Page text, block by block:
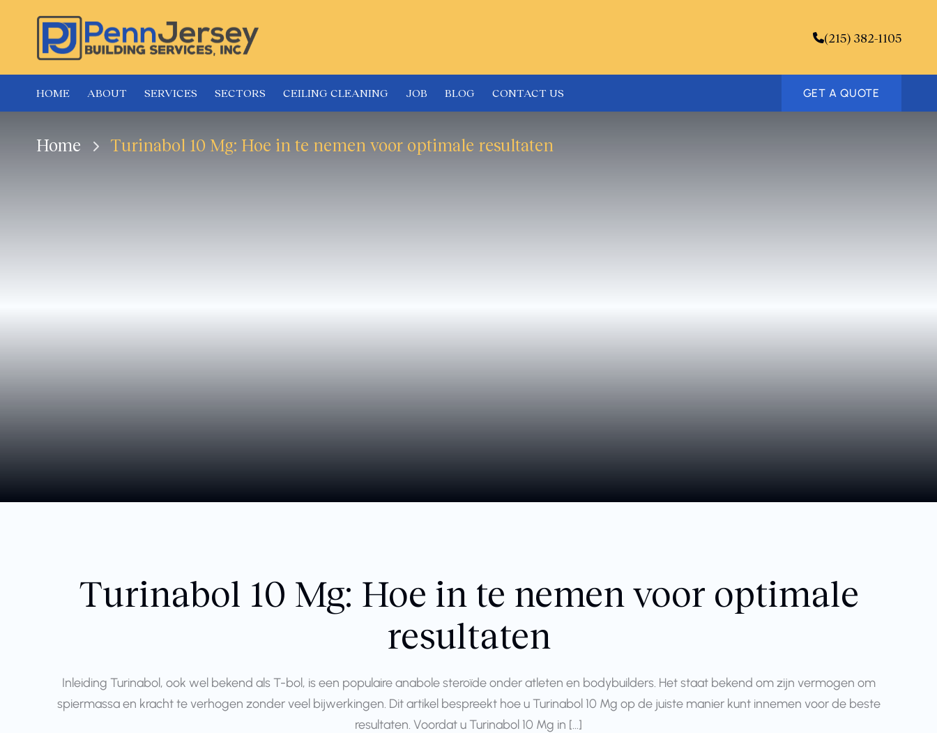
(215) 382-1105
HOME ABOUT SERVICES SECTORS CEILING CLEANING JOB BLOG CONTACT US GET A QUOTE
Home Turinabol 10 Mg: Hoe in te nemen voor optimale resultaten
Turinabol 10 Mg: Hoe in te nemen voor optimale
resultaten
Inleiding Turinabol, ook wel bekend als T-bol, is een populaire anabole steroïde onder atleten en bodybuilders. Het staat bekend om zijn vermogen om
spiermassa en kracht te verhogen zonder veel bijwerkingen. Dit artikel bespreekt hoe u Turinabol 10 Mg op de juiste manier kunt innemen voor de beste
resultaten. Voordat u Turinabol 10 Mg in […]